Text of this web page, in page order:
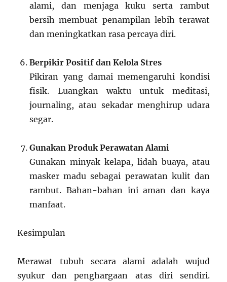
alami, dan menjaga kuku serta rambut
bersih membuat penampilan lebih terawat
dan meningkatkan rasa percaya diri.
Berpikir Positif dan Kelola Stres
Pikiran yang damai memengaruhi kondisi
fisik. Luangkan waktu untuk meditasi,
journaling, atau sekadar menghirup udara
segar.
Gunakan Produk Perawatan Alami
Gunakan minyak kelapa, lidah buaya, atau
masker madu sebagai perawatan kulit dan
rambut. Bahan-bahan ini aman dan kaya
manfaat.
Kesimpulan
Merawat tubuh secara alami adalah wujud
syukur dan penghargaan atas diri sendiri.